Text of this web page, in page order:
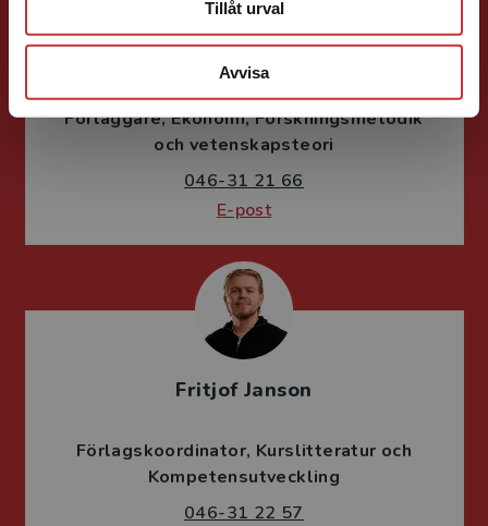
Tillåt urval
Avvisa
Förläggare Ekonomi Forskningsmetodik
och vetenskapsteori
046-31 21 66
E-post
Fritjof Janson
Förlagskoordinator Kurslitteratur och
Kompetensutveckling
046-31 22 57